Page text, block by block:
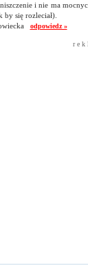
i nie ma
by się rozleciał).
odpowiedz »
r e k